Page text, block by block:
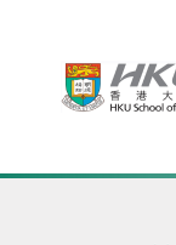
Main